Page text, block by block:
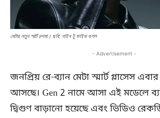
মেটার নতুন স্মার্ট চশমা। ছবি: নাইন টু ফাইভ গুগল
- Advertisement -
জনপ্রিয় রে-ব্যান মেটা স্মার্ট গ্লাসেস
আসছে। Gen 2 নামে আসা এই মডেলে
দ্বিগুণ বাড়ানো হয়েছে এবং ভিডিও